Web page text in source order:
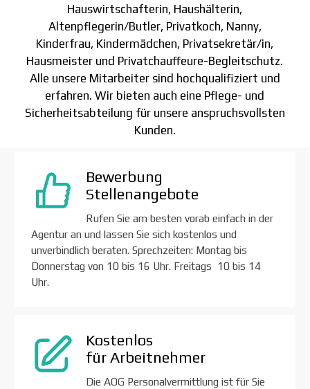
Hauswirtschafterin, Haushälterin,
Altenpflegerin/Butler, Privatkoch, Nanny,
Kinderfrau, Kindermädchen, Privatsekretär/in,
Hausmeister und Privatchauffeure-Begleitschutz.
Alle unsere Mitarbeiter sind hochqualifiziert und
erfahren. Wir bieten auch eine Pflege- und
Sicherheitsabteilung für unsere anspruchsvollsten
Kunden.
Bewerbung
Stellenangebote
Rufen Sie am besten vorab einfach in der
Agentur an und lassen Sie sich kostenlos und
unverbindlich beraten. Sprechzeiten: Montag bis
Donnerstag von 10 bis 16 Uhr. Freitags 10 bis 14
Uhr.
Kostenlos
für Arbeitnehmer
Die AOG Personalvermittlung ist für Sie